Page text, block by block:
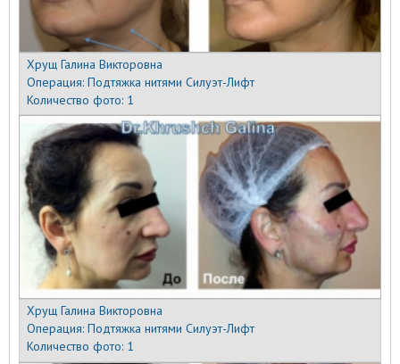
Хрущ Галина Викторовна
Операция:Подтяжка нитями Силуэт-Лифт
Количество фото: 1
Хрущ Галина Викторовна
Операция:Подтяжка нитями Силуэт-Лифт
Количество фото: 1